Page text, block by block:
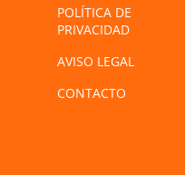
POLÍTICA DE
PRIVACIDAD
AVISO LEGAL
CONTACTO